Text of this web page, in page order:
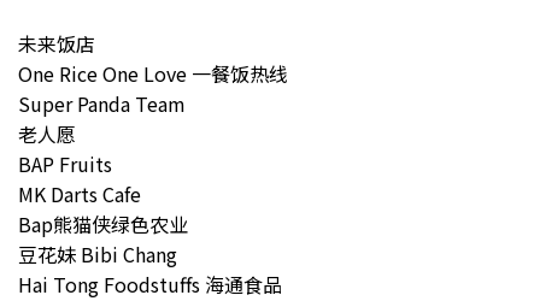
未来饭店
One Rice One Love 一餐饭热线
Super Panda Team
老人愿
BAP Fruits
MK Darts Cafe
Bap熊猫侠绿色农业
豆花妹 Bibi Chang
Hai Tong Foodstuffs 海通食品